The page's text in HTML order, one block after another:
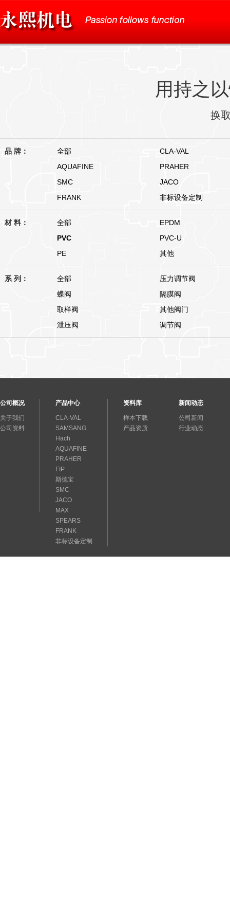
用持之
换
品 牌： 全部
CLA-VAL
AQUAFINE
PRAHER
SMC
JACO
FRANK
非标设备定制
材 料： 全部
EPDM
PVC
PVC-U
PE
其他
系 列： 全部
压力调节阀
蝶阀
隔膜阀
取样阀
其他阀门
泄压阀
调节阀
公司概况
关于我们
公司资料
产品中心
CLA-VAL
SAMSANG
Hach
AQUAFINE
PRAHER
FIP
斯德宝
SMC
JACO
MAX
SPEARS
FRANK
非标设备定制
资料库
样本下载
产品资质
新闻动态
公司新闻
行业动态